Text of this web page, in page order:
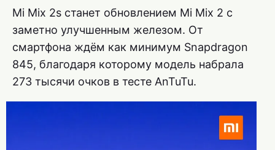
Mi Mix 2s станет обновлением Mi Mix 2 с
заметно улучшенным железом. От
смартфона ждём как минимум Snapdragon
845, благодаря которому модель набрала
273 тысячи очков в тесте AnTuTu.